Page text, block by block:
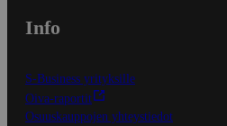
Info
S-Business yrityksille
Oiva-raportit
Osuuskauppojen yhteystiedot